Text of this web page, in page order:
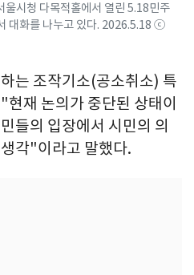
울시청 다목적홀에서 열린 5.18민주
대화를 나누고 있다. 2026.5.18 ⓒ
는 조작기소(공소취소) 특
재 논의가 중단된 상태이
들의 입장에서 시민의 의
각"이라고 말했다.